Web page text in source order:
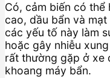
Có, cảm biến có
cao, dầu bẩn và
các yếu tố này làm
hoặc gây nhiễu
rất thường gặp ở xe
khoang máy bẩn.